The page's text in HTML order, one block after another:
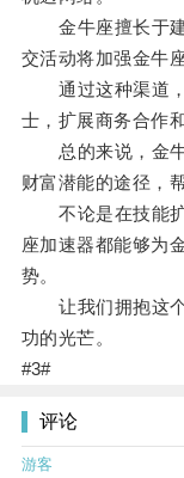
金牛座擅长于建
交活动将加强金牛
通过这种渠道，
士，扩展商务合作
总的来说，金牛
财富潜能的途径，
不论是在技能扩
座加速器都能够为
势。
让我们拥抱这个
功的光芒。
#3#
评论
游客